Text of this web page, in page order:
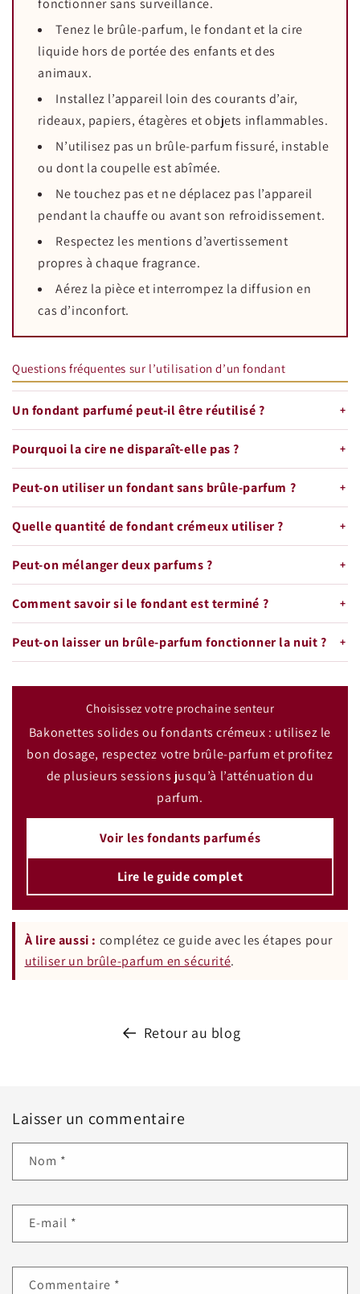
fonctionner sans surveillance.
Tenez le brûle-parfum, le fondant et la cire
liquide hors de portée des enfants et des
animaux.
Installez l’appareil loin des courants d’air,
rideaux, papiers, étagères et objets inflammables.
N’utilisez pas un brûle-parfum fissuré, instable
ou dont la coupelle est abîmée.
Ne touchez pas et ne déplacez pas l’appareil
pendant la chauffe ou avant son refroidissement.
Respectez les mentions d’avertissement
propres à chaque fragrance.
Aérez la pièce et interrompez la diffusion en
cas d’inconfort.
Questions fréquentes sur l’utilisation d’un fondant
Un fondant parfumé peut-il être réutilisé ?
Pourquoi la cire ne disparaît-elle pas ?
Peut-on utiliser un fondant sans brûle-parfum ?
Quelle quantité de fondant crémeux utiliser ?
Peut-on mélanger deux parfums ?
Comment savoir si le fondant est terminé ?
Peut-on laisser un brûle-parfum fonctionner la nuit ?
Choisissez votre prochaine senteur
Bakonettes solides ou fondants crémeux : utilisez le
bon dosage, respectez votre brûle-parfum et profitez
de plusieurs sessions jusqu’à l’atténuation du
parfum.
Voir les fondants parfumés
Lire le guide complet
À lire aussi : complétez ce guide avec les étapes pour
utiliser un brûle-parfum en sécurité.
Retour au blog
Laisser un commentaire
Nom *
E-mail *
Commentaire *